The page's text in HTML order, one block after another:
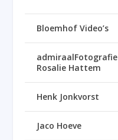
Bloemhof Video’s
admiraalFotografie
Rosalie Hattem
Henk Jonkvorst
Jaco Hoeve